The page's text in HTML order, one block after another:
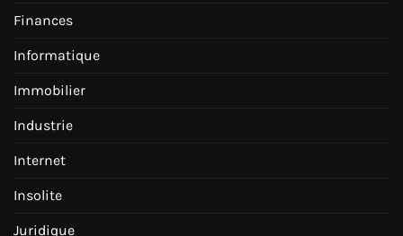
Finances
Informatique
Immobilier
Industrie
Internet
Insolite
Juridique